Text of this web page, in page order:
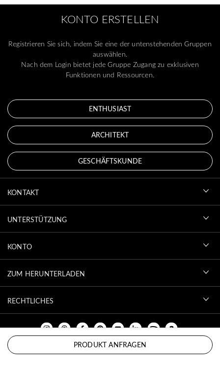
PRODUKT ANFRAGEN
KONTO ERSTELLEN
Registrieren Sie sich, indem Sie eine der untenstehenden Gruppen
auswählen.
Nach dem Login bietet jede Gruppe Zugang zu exklusiven
Funktionen und Ressourcen.
ENTHUSIAST
ARCHITEKT
GESCHÄFTSKUNDE
KONTAKT
UNTERSTÜTZUNG
KONTO
ZUM HERUNTERLADEN
RECHTLICHES
NACH OBEN SCROLLEN